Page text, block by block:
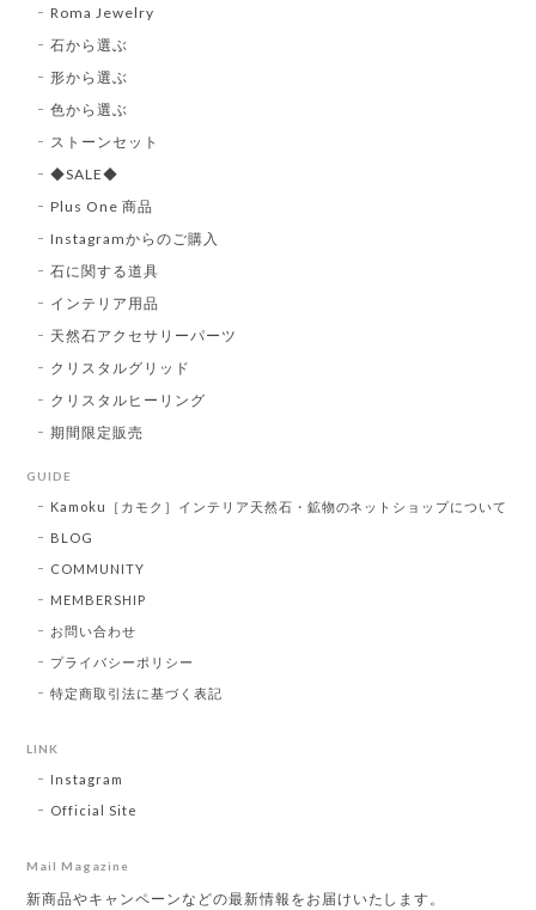
Roma Jewelry
石から選ぶ
形から選ぶ
色から選ぶ
ストーンセット
◆SALE◆
Plus One 商品
Instagramからのご購入
石に関する道具
インテリア用品
天然石アクセサリーパーツ
クリスタルグリッド
クリスタルヒーリング
期間限定販売
GUIDE
Kamoku［カモク］インテリア天然石・鉱物のネットショップについて
BLOG
COMMUNITY
MEMBERSHIP
お問い合わせ
プライバシーポリシー
特定商取引法に基づく表記
LINK
Instagram
Official Site
Mail Magazine
新商品やキャンペーンなどの最新情報をお届けいたします。